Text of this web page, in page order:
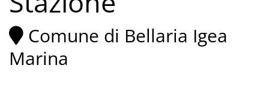
Comune di Bellaria Igea
Marina